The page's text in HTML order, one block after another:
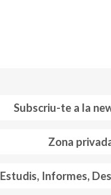
Subscriu-te a la
Zona
Estudis, Informes,